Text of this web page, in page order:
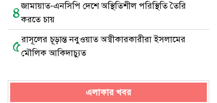
৪জামায়াত-এনসিপি দেশে অস্থিতিশীল পরিস্থিতি তৈরি
করতে চায়
৫রাসূলের চূড়ান্ত নবুওয়াত অস্বীকারকারীরা ইসলামের
মৌলিক আকিদাচ্যুত
এলাকার খবর